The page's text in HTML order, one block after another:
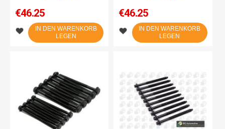
€46.25
IN DEN WARENKORB
LEGEN
€46.25
IN DEN WARENKORB
LEGEN